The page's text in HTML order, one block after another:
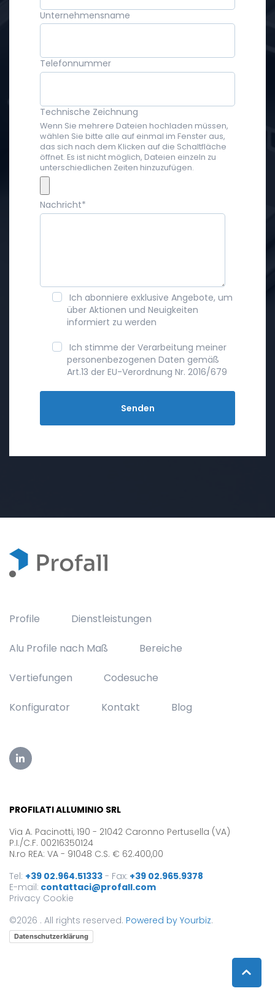
Unternehmensname
Telefonnummer
Technische Zeichnung
Wenn Sie mehrere Dateien hochladen müssen,
wählen Sie bitte alle auf einmal im Fenster aus,
das sich nach dem Klicken auf die Schaltfläche
öffnet. Es ist nicht möglich, Dateien einzeln zu
unterschiedlichen Zeiten hinzuzufügen.
Nachricht*
Ich abonniere exklusive Angebote, um
über Aktionen und Neuigkeiten
informiert zu werden
Ich stimme der Verarbeitung meiner
personenbezogenen Daten gemäß
Art.13 der EU-Verordnung Nr. 2016/679
Profile Dienstleistungen
Alu Profile nach Maß Bereiche
Vertiefungen Codesuche
Konfigurator Kontakt Blog
PROFILATI ALLUMINIO SRL
Via A. Pacinotti, 190 - 21042 Caronno Pertusella (VA)
P.I./C.F. 00216350124
N.ro REA: VA - 91048 C.S. € 62.400,00
Tel: +39 02.964.51333 - Fax: +39 02.965.9378
E-mail: contattaci@profall.com
Privacy Cookie
©2026 . All rights reserved. Powered by Yourbiz.
Datenschutzerklärung